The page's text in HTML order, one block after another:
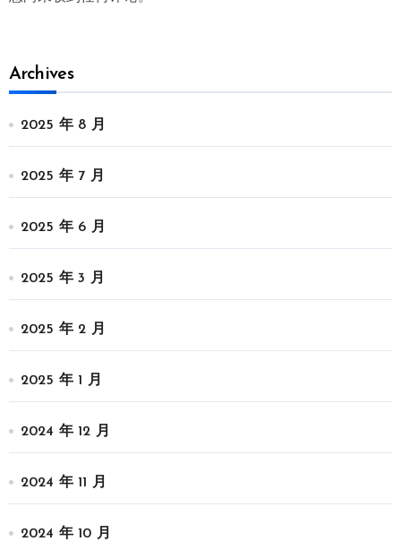
Archives
2025 年 8 月
2025 年 7 月
2025 年 6 月
2025 年 3 月
2025 年 2 月
2025 年 1 月
2024 年 12 月
2024 年 11 月
2024 年 10 月